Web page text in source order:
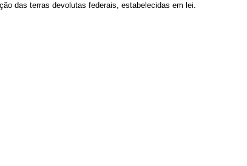
das terras devolutas federais, estabelecidas em lei.